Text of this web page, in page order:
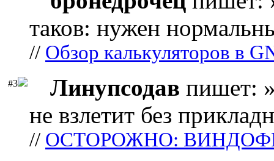
таков: нужен
// Обзор калькуляторов в
#3 Линупсодав пишет:
не взлетит без
// ОСТОРОЖНО: